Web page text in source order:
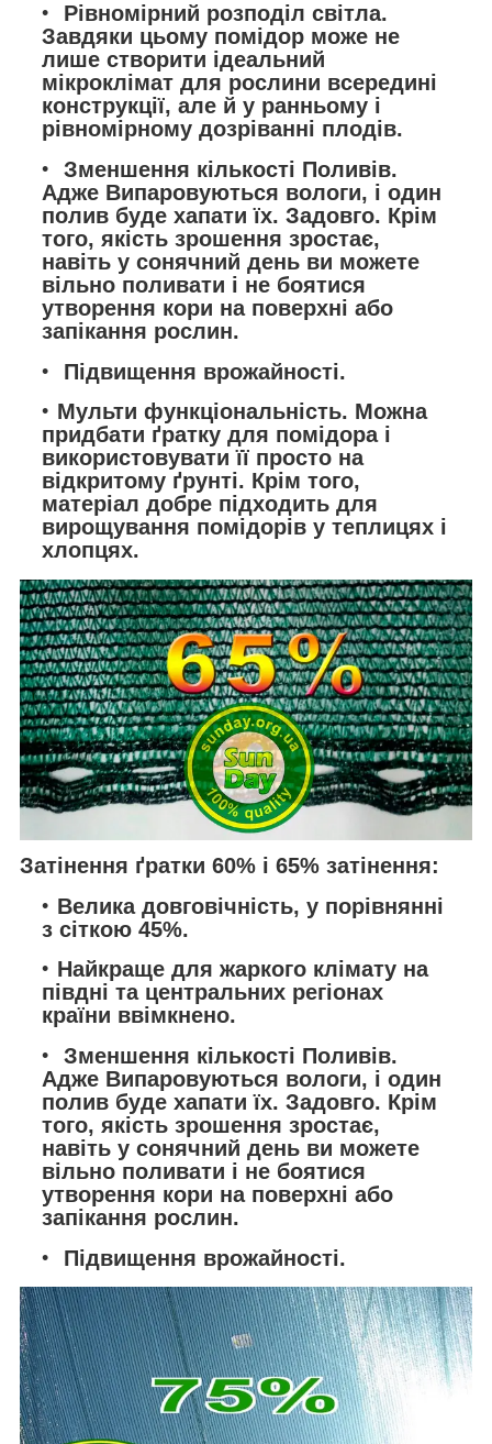
Рівномірний розподіл світла.
Завдяки цьому помідор може не
лише створити ідеальний
мікроклімат для рослини всередині
конструкції, але й у ранньому і
рівномірному дозріванні плодів.
Зменшення кількості Поливів.
Адже Випаровуються вологи, і один
полив буде хапати їх. Задовго. Крім
того, якість зрошення зростає,
навіть у сонячний день ви можете
вільно поливати і не боятися
утворення кори на поверхні або
запікання рослин.
Підвищення врожайності.
Мульти функціональність. Можна
придбати ґратку для помідора і
використовувати її просто на
відкритому ґрунті. Крім того,
матеріал добре підходить для
вирощування помідорів у теплицях і
хлопцях.
Затінення ґратки 60% і 65% затінення:
Велика довговічність, у порівнянні
з сіткою 45%.
Найкраще для жаркого клімату на
півдні та центральних регіонах
країни ввімкнено.
Зменшення кількості Поливів.
Адже Випаровуються вологи, і один
полив буде хапати їх. Задовго. Крім
того, якість зрошення зростає,
навіть у сонячний день ви можете
вільно поливати і не боятися
утворення кори на поверхні або
запікання рослин.
Підвищення врожайності.